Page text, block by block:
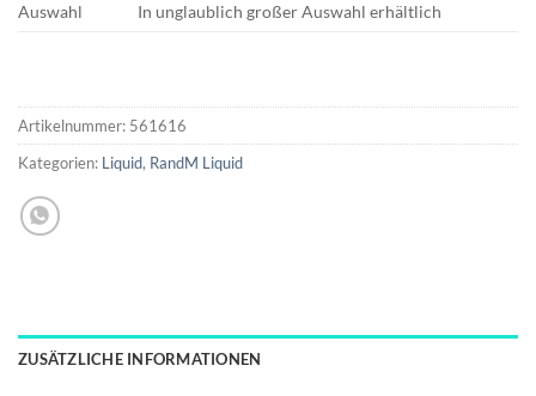
Auswahl
In unglaublich großer Auswahl erhältlich
Artikelnummer: 561616
Kategorien: Liquid, RandM Liquid
ZUSÄTZLICHE INFORMATIONEN